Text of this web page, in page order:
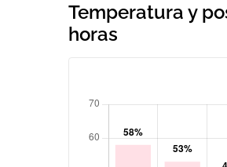
Temperatura y
horas